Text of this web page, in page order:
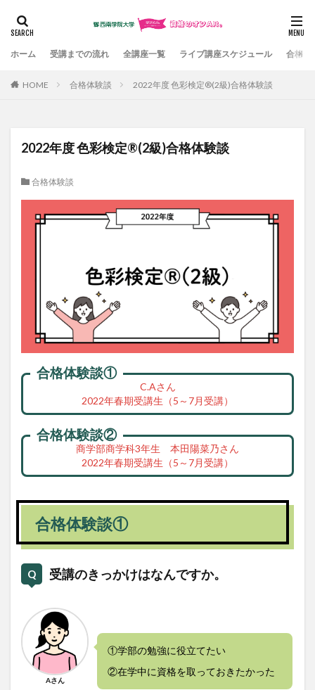
ホーム 受講までの流れ 全講座一覧 ライブ講座スケジュール 合格体
HOME 合格体験談 2022年度 色彩検定®(2級)合格体験談
2022年度 色彩検定®(2級)合格体験談
合格体験談
合格体験談①
C.Aさん
2022年春期受講生（5～7月受講）
合格体験談②
商学部商学科3年生 本田陽菜乃さん
2022年春期受講生（5～7月受講）
合格体験談①
受講のきっかけはなんですか。
Aさん
①学部の勉強に役立てたい
②在学中に資格を取っておきたかった
カテゴリー